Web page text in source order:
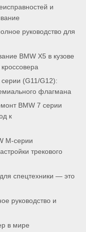
и
руководство для
BMW X5 в кузове
(G11/G12):
флагмана
BMW 7 серии
к
M-серии
трекового
спецтехники — это
руководство и
в мире